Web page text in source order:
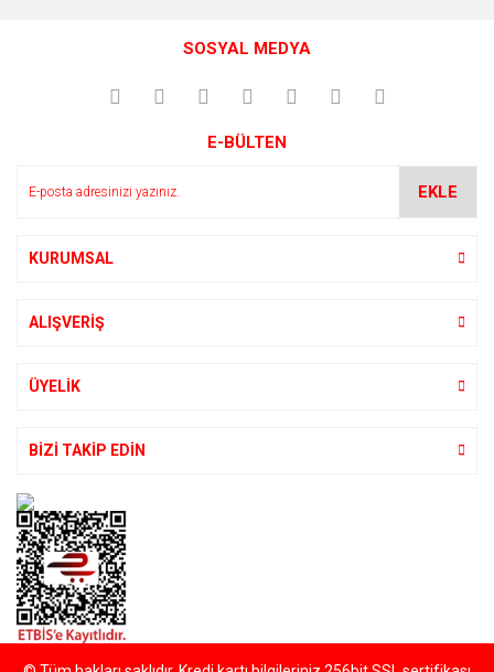
Yorum Yaz
Görüş ve önerileriniz için teşekkür ederiz.
Ürün açıklamasında eksik bilgiler bulunuyor.
SOSYAL MEDYA
E-BÜLTEN
EKLE
KURUMSAL
ALIŞVERİŞ
ÜYELİK
BİZİ TAKİP EDİN